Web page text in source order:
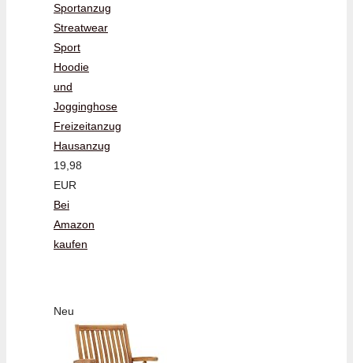
Sportanzug
Streatwear
Sport
Hoodie
und
Jogginghose
Freizeitanzug
Hausanzug
19,98
EUR
Bei
Amazon
kaufen
Neu